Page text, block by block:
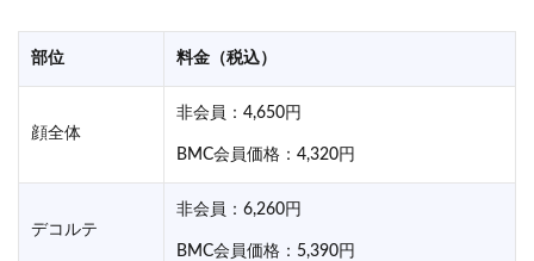
部位 料金（税込）
顔全体
非会員：4,650円
BMC会員価格：4,320円
デコルテ
非会員：6,260円
BMC会員価格：5,390円